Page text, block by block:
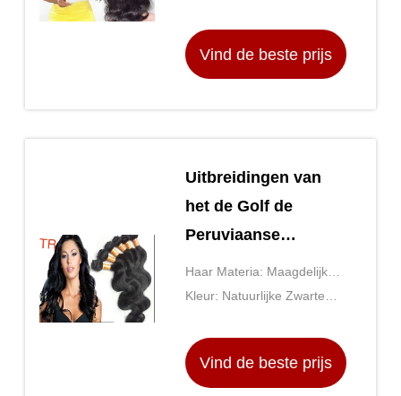
Zwarte 18 Duim
Vind de beste prijs
Uitbreidingen van
het de Golf de
Peruviaanse
Menselijke Haar van
het kleuren1b
Onverwerkt
Haar Materia: Maagdelijk
Peruviaans Haar met
Kleur: Natuurlijke Zwarte
Vind de beste prijs